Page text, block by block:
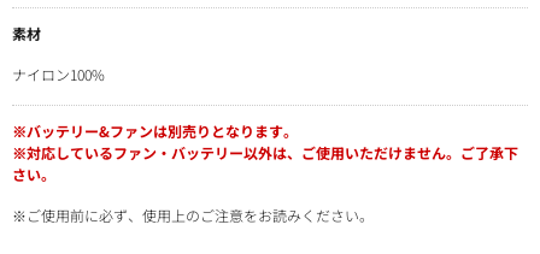
素材
ナイロン100%
※バッテリー&ファンは別売りとなります。
※対応しているファン・バッテリー以外は、ご使用いただけません。ご了承下
さい。
※ご使用前に必ず、使用上のご注意をお読みください。